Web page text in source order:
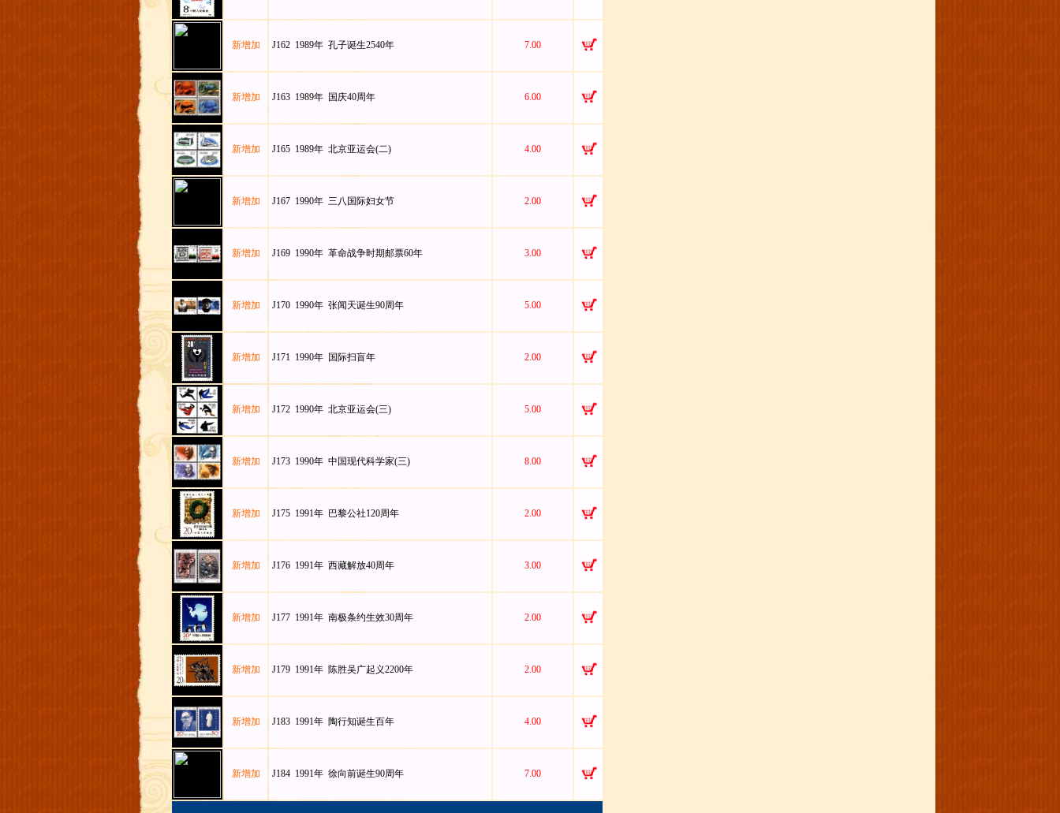
新增加 J162 1989年 孔子诞生2540年 7.00
新增加 J163 1989年 国庆40周年 6.00
新增加 J165 1989年 北京亚运会(二) 4.00
新增加 J167 1990年 三八国际妇女节 2.00
新增加 J169 1990年 革命战争时期邮票60年 3.00
新增加 J170 1990年 张闻天诞生90周年 5.00
新增加 J171 1990年 国际扫盲年 2.00
新增加 J172 1990年 北京亚运会(三) 5.00
新增加 J173 1990年 中国现代科学家(三) 8.00
新增加 J175 1991年 巴黎公社120周年 2.00
新增加 J176 1991年 西藏解放40周年 3.00
新增加 J177 1991年 南极条约生效30周年 2.00
新增加 J179 1991年 陈胜吴广起义2200年 2.00
新增加 J183 1991年 陶行知诞生百年 4.00
新增加 J184 1991年 徐向前诞生90周年 7.00